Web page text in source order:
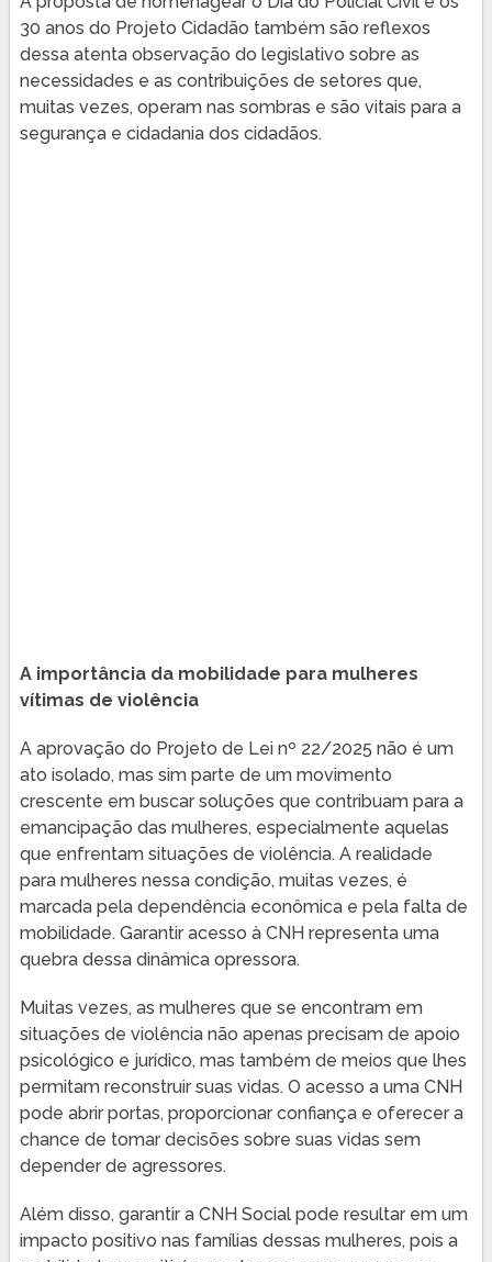
30 anos do Projeto Cidadão também são reflexos
dessa atenta observação do legislativo sobre as
necessidades e as contribuições de setores que,
muitas vezes, operam nas sombras e são vitais para a
segurança e cidadania dos cidadãos.
A importância da mobilidade para mulheres
vítimas de violência
A aprovação do Projeto de Lei nº 22/2025 não é um
ato isolado, mas sim parte de um movimento
crescente em buscar soluções que contribuam para a
emancipação das mulheres, especialmente aquelas
que enfrentam situações de violência. A realidade
para mulheres nessa condição, muitas vezes, é
marcada pela dependência econômica e pela falta de
mobilidade. Garantir acesso à CNH representa uma
quebra dessa dinâmica opressora.
Muitas vezes, as mulheres que se encontram em
situações de violência não apenas precisam de apoio
psicológico e jurídico, mas também de meios que lhes
permitam reconstruir suas vidas. O acesso a uma CNH
pode abrir portas, proporcionar confiança e oferecer a
chance de tomar decisões sobre suas vidas sem
depender de agressores.
Além disso, garantir a CNH Social pode resultar em um
impacto positivo nas famílias dessas mulheres, pois a